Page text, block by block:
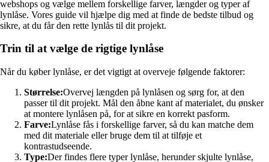
webshops og vælge mellem forskellige farver, længder og typer af
lynlåse. Vores guide vil hjælpe dig med at finde de bedste tilbud og
sikre, at du får den rette lynlås til dit projekt.
Trin til at vælge de rigtige lynlåse
Når du køber lynlåse, er det vigtigt at overveje følgende faktorer:
Størrelse:Overvej længden på lynlåsen og sørg for, at den
passer til dit projekt. Mål den åbne kant af materialet, du ønsker
at montere lynlåsen på, for at sikre en korrekt pasform.
Farve:Lynlåse fås i forskellige farver, så du kan matche dem
med dit materiale eller bruge dem til at tilføje et
kontrastudseende.
Type:Der findes flere typer lynlåse, herunder skjulte lynlåse,